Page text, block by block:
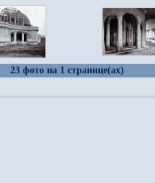
23 фото на 1 странице(ах)